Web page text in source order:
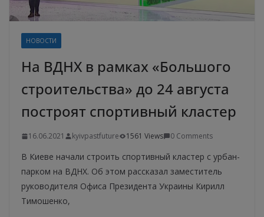
НОВОСТИ
На ВДНХ в рамках «Большого
строительства» до 24 августа
построят спортивный кластер
16.06.2021 kyivpastfuture 1561 Views 0 Comments
В Киеве начали строить спортивный кластер с урбан-
парком на ВДНХ. Об этом рассказал заместитель
руководителя Офиса Президента Украины Кирилл
Тимошенко,